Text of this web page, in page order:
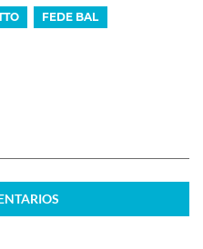
FEDE BAL